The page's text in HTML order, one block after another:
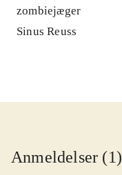
zombiejæger
Sinus Reuss
Anmeldelser (1)